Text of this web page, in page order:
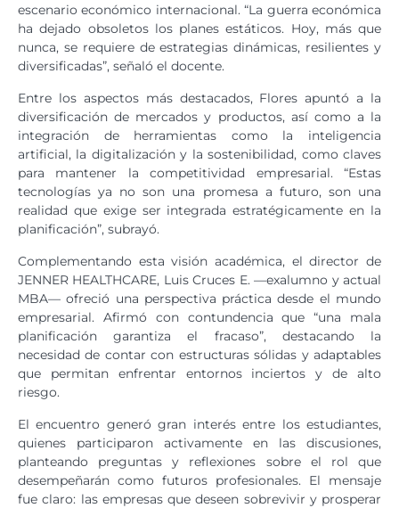
escenario económico internacional. “La guerra económica
ha dejado obsoletos los planes estáticos. Hoy, más que
nunca, se requiere de estrategias dinámicas, resilientes y
diversificadas”, señaló el docente.
Entre los aspectos más destacados, Flores apuntó a la
diversificación de mercados y productos, así como a la
integración de herramientas como la inteligencia
artificial, la digitalización y la sostenibilidad, como claves
para mantener la competitividad empresarial. “Estas
tecnologías ya no son una promesa a futuro, son una
realidad que exige ser integrada estratégicamente en la
planificación”, subrayó.
Complementando esta visión académica, el director de
JENNER HEALTHCARE, Luis Cruces E. —exalumno y actual
MBA— ofreció una perspectiva práctica desde el mundo
empresarial. Afirmó con contundencia que “una mala
planificación garantiza el fracaso”, destacando la
necesidad de contar con estructuras sólidas y adaptables
que permitan enfrentar entornos inciertos y de alto
riesgo.
El encuentro generó gran interés entre los estudiantes,
quienes participaron activamente en las discusiones,
planteando preguntas y reflexiones sobre el rol que
desempeñarán como futuros profesionales. El mensaje
fue claro: las empresas que deseen sobrevivir y prosperar